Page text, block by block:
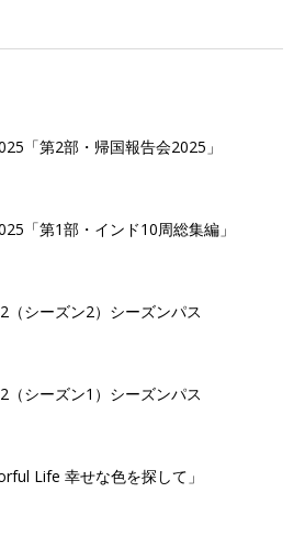
「第2部・帰国報告会2025」
「第1部・インド10周総集編」
（シーズン2）シーズンパス
（シーズン1）シーズンパス
Life 幸せな色を探して」